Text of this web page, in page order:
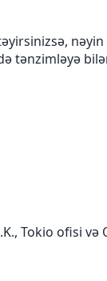
nəyin
tənzimləyə
Tokio ofisi